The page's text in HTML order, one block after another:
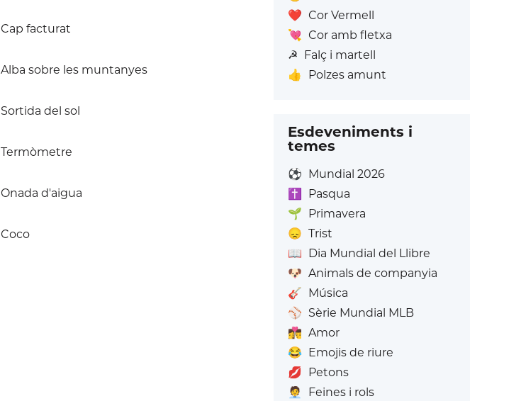
Cap facturat
Alba sobre les muntanyes
Sortida del sol
Termòmetre
Onada d'aigua
Coco
❤️ Cor Vermell
💘 Cor amb fletxa
☭ Falç i martell
👍
Polzes amunt
Esdeveniments i
temes
⚽ Mundial 2026
✝️
Pasqua
🌱 Primavera
😞 Trist
📖 Dia Mundial del Llibre
🐶 Animals de companyia
🎸 Música
⚾ Sèrie Mundial MLB
👩‍❤️‍💋‍👨 Amor
😂 Emojis de riure
💋 Petons
🧑‍💼
Feines i rols